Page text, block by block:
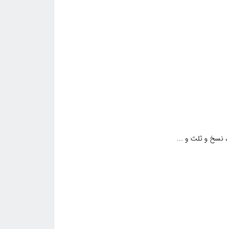
نسخ و ثلث و ...